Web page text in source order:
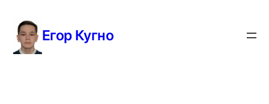
содержимому
Егор Кугно